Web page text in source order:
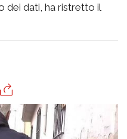
dei dati, ha ristretto il